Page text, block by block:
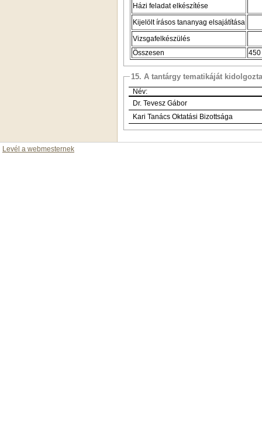
Házi feladat elkészítése
Kijelölt írásos tananyag elsajátítása
Vizsgafelkészülés
Összesen
450
15. A tantárgy tematikáját kidolgozta
Név:
Dr. Tevesz Gábor
Kari Tanács Oktatási Bizottsága
Levél a webmesternek